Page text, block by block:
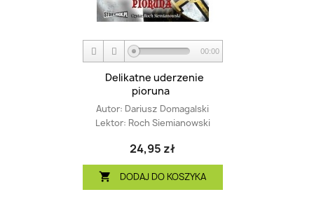
00:00
Delikatne uderzenie
pioruna
Autor: Dariusz Domagalski
Lektor: Roch Siemianowski
24,95 zł
 DODAJ DO KOSZYKA